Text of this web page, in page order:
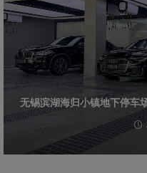
无锡滨湖海归小镇地下停车